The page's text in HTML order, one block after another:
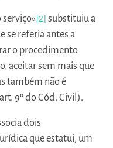
[2] substituiu a
se referia antes a
o procedimento
aceitar sem mais que
também não é
9º do Cód. Civil).
dois
que estatui, um